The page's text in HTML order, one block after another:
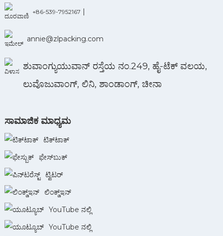
+86-539-7952167 |
annie@zlpacking.com
ಶುವಾಂಗ್ಯುಯುವಾನ್ ರಸ್ತೆಯ ನಂ.249, ಹೈ-ಟೆಕ್ ವಲಯ,
ಲುವೊಜುವಾಂಗ್, ಲಿನಿ, ಶಾಂಡಾಂಗ್, ಚೀನಾ
ಸಾಮಾಜಿಕ ಮಾಧ್ಯಮ
ಟಿಕ್‌ಟಾಕ್
ಫೇಸ್‌ಬುಕ್
ಟ್ವಿಟರ್
ಲಿಂಕ್ಡ್ಇನ್
YouTube ನಲ್ಲಿ
YouTube ನಲ್ಲಿ